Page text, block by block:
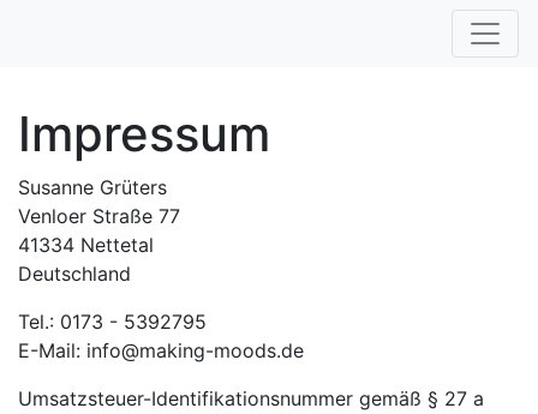
Impressum
Susanne Grüters
Venloer Straße 77
41334 Nettetal
Deutschland
Tel.: 0173 - 5392795
E-Mail: info@making-moods.de
Umsatzsteuer-Identifikationsnummer gemäß § 27 a